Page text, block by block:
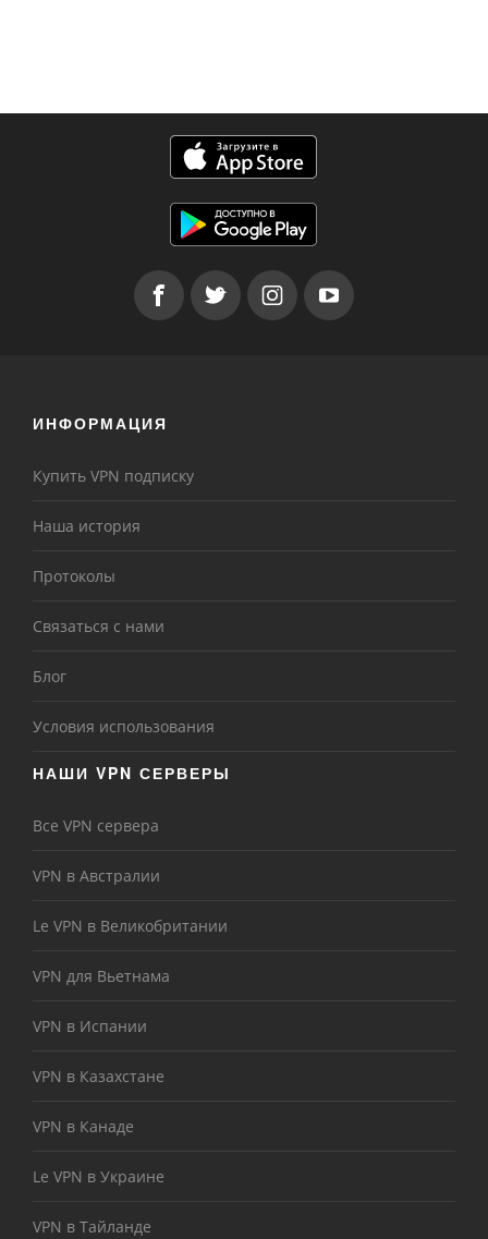
ИНФОРМАЦИЯ
Купить VPN подписку
Наша история
Протоколы
Связаться с нами
Блог
Условия использования
НАШИ VPN СЕРВЕРЫ
Все VPN сервера
VPN в Австралии
Le VPN в Великобритании
VPN для Вьетнама
VPN в Испании
VPN в Казахстане
VPN в Канаде
Le VPN в Украине
VPN в Тайланде